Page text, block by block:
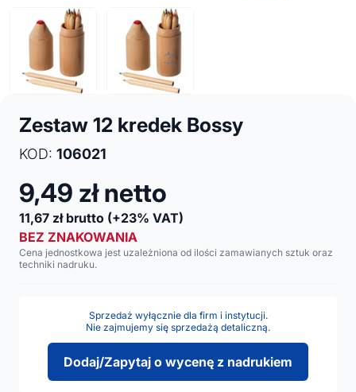
Zestaw 12 kredek Bossy
KOD: 106021
9,49 zł netto
11,67 zł brutto (+23% VAT)
BEZ ZNAKOWANIA
Cena jednostkowa jest uzależniona od ilości zamawianych sztuk oraz
techniki nadruku.
Sprzedaż wyłącznie dla firm i instytucji.
Nie zajmujemy się sprzedażą detaliczną.
Dodaj/Zapytaj o wycenę z nadrukiem